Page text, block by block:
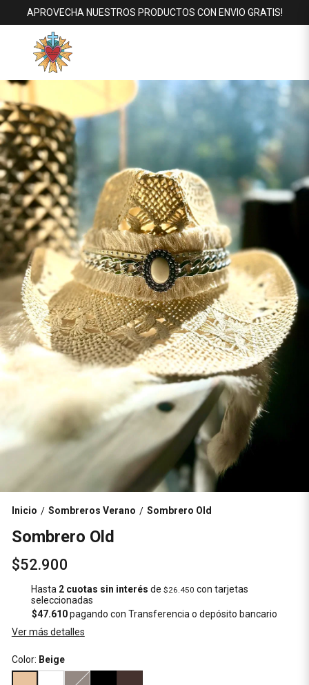
APROVECHA NUESTROS PRODUCTOS CON ENVIO GRATIS!
Inicio / Sombreros Verano / Sombrero Old
Sombrero Old
$52.900
Hasta 2 cuotas sin interés de $26.450 con tarjetas
seleccionadas
$47.610pagando con Transferencia o depósito bancario
Ver más detalles
Color: Beige